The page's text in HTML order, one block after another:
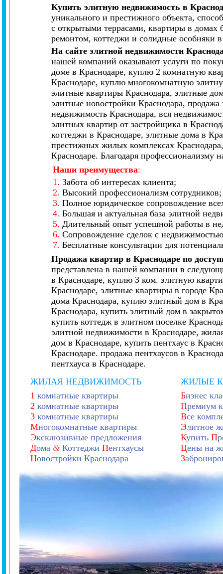
Купить элитную недвижимость в
уникального и престижного объекта,
с открытыми террасами, квартиры в домах
ремонтом, коттеджи и солидные особняки
На сайте элитной недвижимости
нашей компаний оказывают услуги по
доме в Краснодаре, куплю 2 комнатную
Краснодаре, куплю многокомнатную
элитные квартиры Краснодара, элитные
элитные новостройки Краснодара,
недвижимость Краснодара, вся
элитных квартир от застройщика в
коттеджи в Краснодаре, элитные дома в
престижных жилых комплексах
Краснодаре. Благодаря
Наши преимущества:
1. Забота об интересах клиента;
2. Высокий профессионализм сотрудников;
3. Полное юридическое сопровождение
4. Большая и актуальная база элитной
5. Длительный опыт успешной работы в
6. Сопровождение сделок с
7. Бесплатные консультации для
Продажа квартир в Краснодаре по
представлена в нашей компании в
в Краснодаре, куплю 3 ком. элитную
Краснодаре, элитные квартиры в городе
дома Краснодара, куплю элитный дом в
Краснодара, купить элитный дом в
купить коттедж в элитном поселке
элитной недвижимости в Краснодаре,
дом в Краснодаре, купить пентхаус в
Краснодаре. продажа пентхаусов в
пентхауса в Краснодаре.
ЖИЛАЯ НЕДВИЖИМОСТЬ
1 комнатные квартиры
2 комнатные квартиры
3 комнатные квартиры
Многокомнатные квартиры
Эксклюзивные предложения
Дома& Коттеджи Пентхаусы
Новостройки Краснодара
ЖИЛЫЕ
Бизнес
Премиум
Все
Элитное
Купить П
Цены на
З